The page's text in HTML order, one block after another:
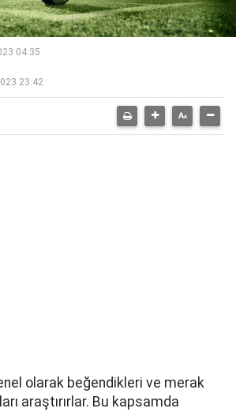
04:35
23:42
olarak beğendikleri ve merak
araştırırlar. Bu kapsamda